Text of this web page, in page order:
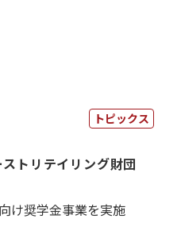
トピックス
ストリテイリング財団
け奨学金事業を実施